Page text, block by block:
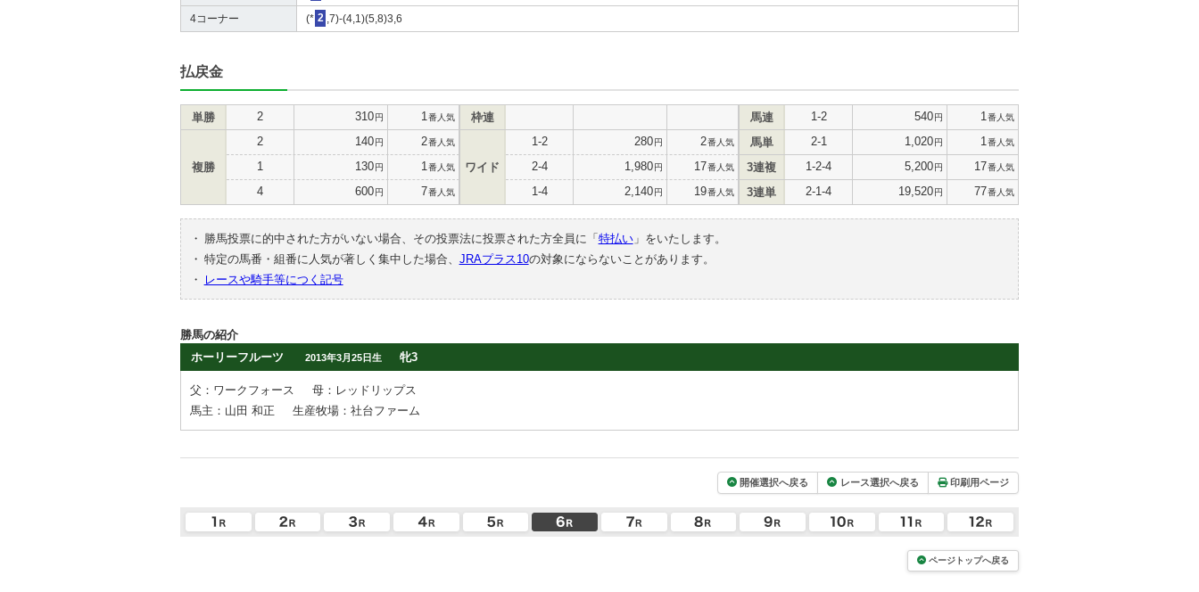
4コーナー (* 2 ,7)-(4,1)(5,8)3,6
払戻金
単勝 2 310円 1 番人気
複勝
2 140円 2番人気
1 130円 1 番人気
4 600円 7番人気
枠連
ワイド
1-2 280円 2番人気
2-4 1,980円 17番人気
1-4 2,140円 19番人気
馬連 1-2 540円 1 番人気
馬単 2-1 1,020円 1 番人気
3連複 1-2-4 5,200円 17番人気
3連単 2-1-4 19,520円 77番人気
・ 勝馬投票に的中された方がいない場合、その投票法に投票された方全員に「 特払い」をいたします。
・ 特定の馬番・組番に人気が著しく集中した場合、 JRAプラス10の対象にならないことがあります。
・
レースや騎手等につく記号
勝馬の紹介
ホーリーフルーツ
2013年3月25日生 牝3
父：ワークフォース
母：レッドリップス
馬主：山田 和正
生産牧場：社台ファーム
開催選択へ戻る レース選択へ戻る 印刷用ページ
ページトップへ戻る